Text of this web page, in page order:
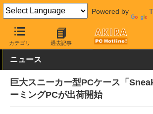
Powered by
カテゴリ 過去記事
AKIBA PC Hotline! PC本体・ソフト
ニュース
巨大スニーカー型PCケース「
ーミングPCが出荷開始